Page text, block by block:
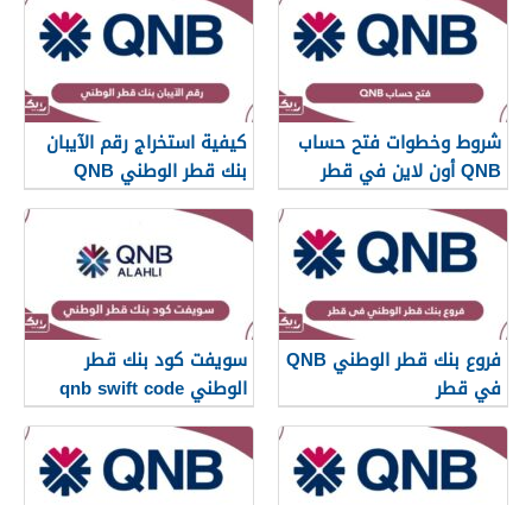
شروط وخطوات فتح حساب
QNB أون لاين في قطر
كيفية استخراج رقم الآيبان
بنك قطر الوطني QNB
فروع بنك قطر الوطني QNB
في قطر
سويفت كود بنك قطر
الوطني qnb swift code